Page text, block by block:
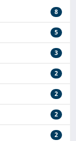
8
5
3
2
2
2
2